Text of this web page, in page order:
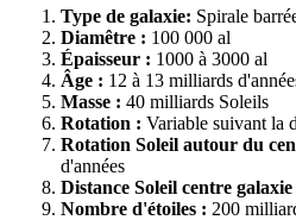
Type de galaxie: Spirale
Diamêtre : 100 000 al
Épaisseur : 1000 à 3000 al
Âge : 12 à 13 milliards
Masse : 40 milliards Soleils
Rotation : Variable suivant la
Rotation Soleil autour du
d'années
Distance Soleil centre galaxie
Nombre d'étoiles : 200